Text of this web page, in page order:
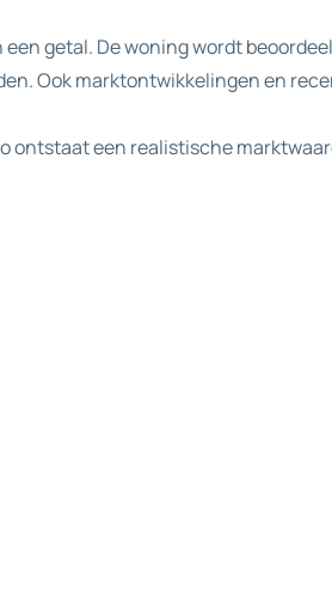
getal. De woning wordt
Ook marktontwikkelingen en
ontstaat een realistische